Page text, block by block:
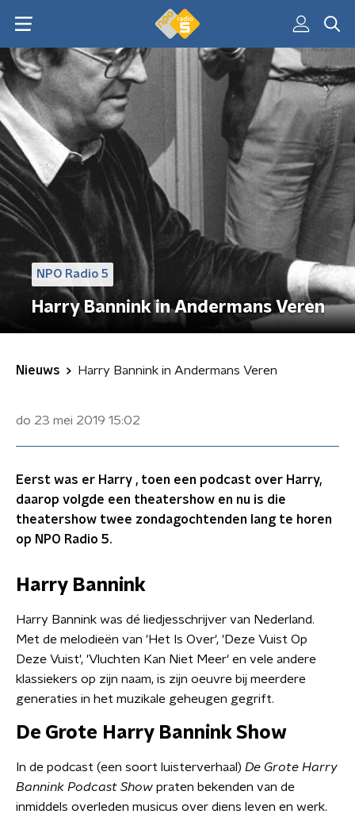
NPO Radio 5
Harry Bannink in Andermans Veren
Nieuws Harry Bannink in Andermans Veren
do 23 mei 2019 15:02
Eerst was er Harry , toen een podcast over Harry,
daarop volgde een theatershow en nu is die
theatershow twee zondagochtenden lang te horen
op NPO Radio 5.
Harry Bannink
Harry Bannink was dé liedjesschrijver van Nederland.
Met de melodieën van 'Het Is Over', 'Deze Vuist Op
Deze Vuist', 'Vluchten Kan Niet Meer' en vele andere
klassiekers op zijn naam, is zijn oeuvre bij meerdere
generaties in het muzikale geheugen gegrift.
De Grote Harry Bannink Show
In de podcast (een soort luisterverhaal) De Grote Harry
Bannink Podcast Show praten bekenden van de
inmiddels overleden musicus over diens leven en werk.